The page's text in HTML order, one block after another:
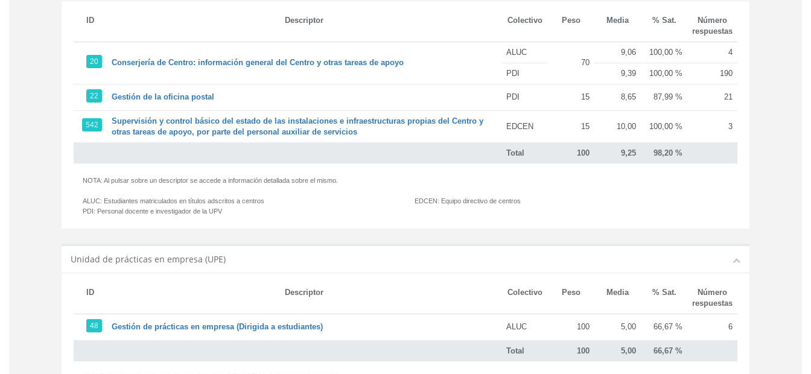
ID Descriptor Colectivo Peso Media % Sat.
Número
respuestas
Total 100 9,25 98,20 %
20 Conserjería de Centro: información general del Centro y otras tareas de apoyo
ALUC
70
9,06 100,00 % 4
PDI 9,39 100,00 % 190
22 Gestión de la oficina postal PDI 15 8,65 87,99 % 21
542
Supervisión y control básico del estado de las instalaciones e infraestructuras propias del Centro y
otras tareas de apoyo, por parte del personal auxiliar de servicios
EDCEN 15 10,00 100,00 % 3
NOTA: Al pulsar sobre un descriptor se accede a información detallada sobre el mismo.
ALUC: Estudiantes matriculados en títulos adscritos a centros
PDI: Personal docente e investigador de la UPV
EDCEN: Equipo directivo de centros
Unidad de prácticas en empresa (UPE)
ID Descriptor Colectivo Peso Media % Sat.
Número
respuestas
Total 100 5,00 66,67 %
48 Gestión de prácticas en empresa (Dirigida a estudiantes) ALUC 100 5,00 66,67 % 6